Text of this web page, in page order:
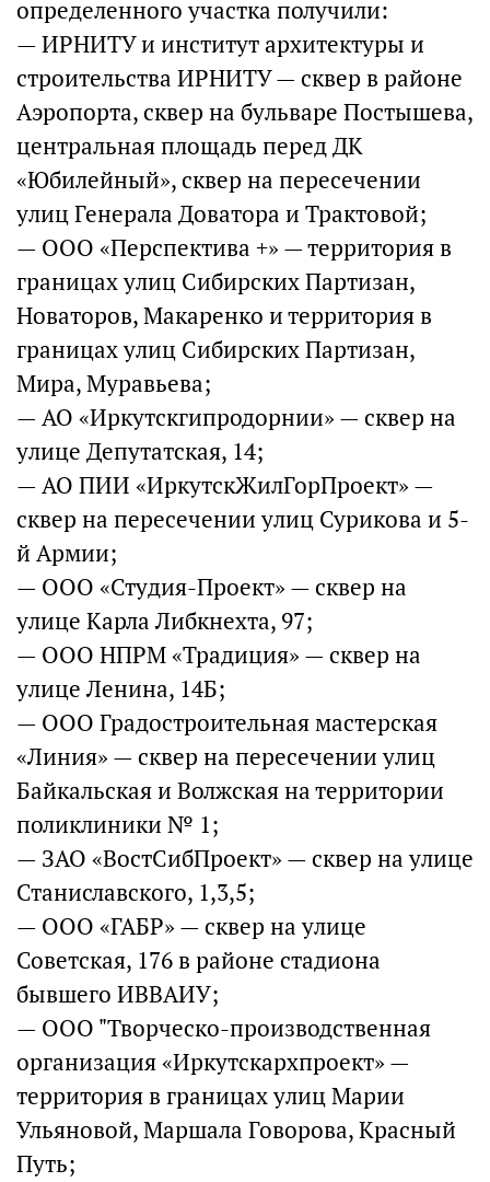
определенного участка получили:
— ИРНИТУ и институт архитектуры и
строительства ИРНИТУ — сквер в районе
Аэропорта, сквер на бульваре Постышева,
центральная площадь перед ДК
«Юбилейный», сквер на пересечении
улиц Генерала Доватора и Трактовой;
— ООО «Перспектива +» — территория в
границах улиц Сибирских Партизан,
Новаторов, Макаренко и территория в
границах улиц Сибирских Партизан,
Мира, Муравьева;
— АО «Иркутскгипродорнии» — сквер на
улице Депутатская, 14;
— АО ПИИ «ИркутскЖилГорПроект» —
сквер на пересечении улиц Сурикова и 5-
й Армии;
— ООО «Студия-Проект» — сквер на
улице Карла Либкнехта, 97;
— ООО НПРМ «Традиция» — сквер на
улице Ленина, 14Б;
— ООО Градостроительная мастерская
«Линия» — сквер на пересечении улиц
Байкальская и Волжская на территории
поликлиники № 1;
— ЗАО «ВостСибПроект» — сквер на улице
Станиславского, 1,3,5;
— ООО «ГАБР» — сквер на улице
Советская, 176 в районе стадиона
бывшего ИВВАИУ;
— ООО "Творческо-производственная
организация «Иркутскархпроект» —
территория в границах улиц Марии
Ульяновой, Маршала Говорова, Красный
Путь;